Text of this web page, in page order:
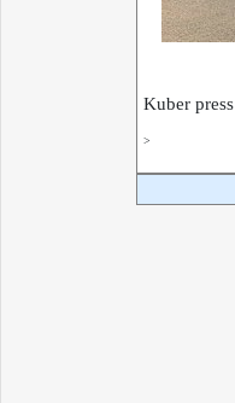
Kuber press
>